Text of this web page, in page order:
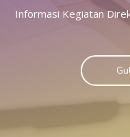
Informasi Kegiatan